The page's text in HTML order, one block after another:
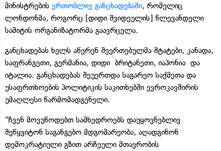
მინისტრების ერთობლივ განცხადებაში, რომელიც
ლონდონმა, როგორც [დიდი შვიდეულის] წლევანდელი
სამიტის ორგანიზატორმა გაავრცელა.
განცხადებას ხელს აწერენ შეერთებულმა შტატები, კანადა,
საფრანგეთი, გერმანია, დიდი ბრიტანეთი, იაპონია და
იტალია. განცხადებას შეუერთდა საგარეო საქმეთა და
უსაფრთხოების პოლიტიკის საკითხებში ევროკავშირის
უმაღლესი წარმომადგენელი.
"ჩვენ მოვუწოდებთ სამხედროებს დაუყოვნებლივ
შეწყვიტონ საგანგებო მდგომარეობა, აღადგინონ
დემოკრატიული გზით არჩეული მთავრობის